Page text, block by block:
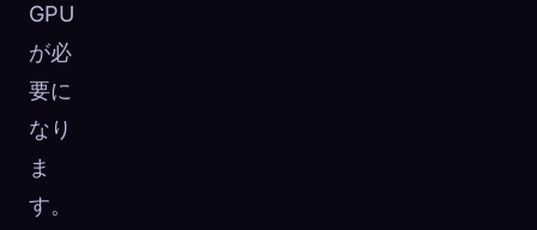
GPU
が必
要に
なり
ま
す。